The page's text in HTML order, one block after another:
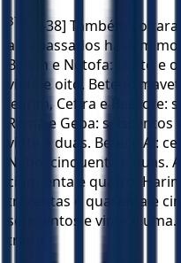
37
[26-38] Também
antepassados haviam
Belém e Netofa: cento e
vinte e oito. Bete-
Jearim, Cefira e Beerote:
Ramá e Geba:
vinte e duas. Betel e Ai:
Nebo: cinquenta e duas.
cinquenta e quatro.
trezentas e quarenta e
setecentos e vinte e
trinta.